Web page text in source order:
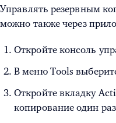
Управлять резервным
можно также через
Откройте консоль
В меню Tools
Откройте вкладку
копирование один